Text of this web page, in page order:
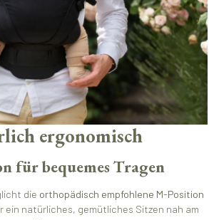
ergonomisch
für bequemes Tragen
die orthopädisch empfohlene M-Position
ein natürliches, gemütliches Sitzen nah am